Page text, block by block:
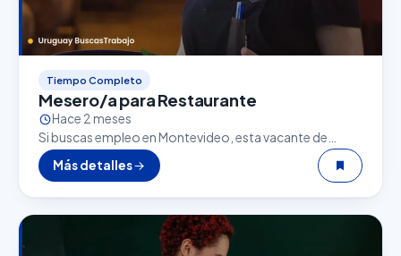
Tiempo Completo
Mesero/a para Restaurante
Hace 2 meses
Si buscas empleo en Montevideo, esta vacante de
Mesero/a para Restaurante puede ser una excelente
oportunidad. El sector gastronómico es uno de los
que…
Más detalles